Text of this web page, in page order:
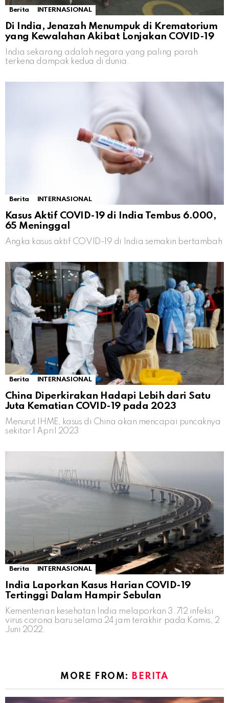
Berita INTERNASIONAL
Di India, Jenazah Menumpuk di Krematorium
yang Kewalahan Akibat Lonjakan COVID-19
India sekarang adalah negara yang paling parah
terkena dampak kedua di dunia.
Berita INTERNASIONAL
Kasus Aktif COVID-19 di India Tembus 6.000,
65 Meninggal
Angka kasus aktif COVID-19 di India semakin bertambah
Berita INTERNASIONAL
China Diperkirakan Hadapi Lebih dari Satu
Juta Kematian COVID-19 pada 2023
Menurut IHME, kasus di China akan mencapai puncaknya
sekitar 1 April 2023
Berita INTERNASIONAL
India Laporkan Kasus Harian COVID-19
Tertinggi Dalam Hampir Sebulan
Kementerian kesehatan India melaporkan 3.712 infeksi
virus corona baru selama 24 jam terakhir pada Kamis, 2
Juni 2022.
MORE FROM: BERITA